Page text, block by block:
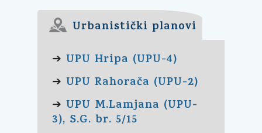
Urbanistički planovi
➔ UPU Hripa (UPU-4)
➔ UPU Rahorača (UPU-2)
➔ UPU M.Lamjana (UPU-
3), S.G. br. 5/15